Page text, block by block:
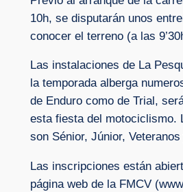
10h, se disputarán unos
conocer el terreno (a las
Las instalaciones de La
la temporada alberga
de Enduro como de Trial,
esta fiesta del motociclismo.
son Sénior, Júnior,
Las inscripciones están
página web de la FMCV